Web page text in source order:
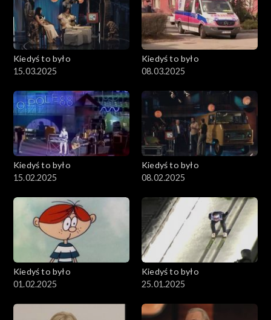
Kiedyś to było
15.03.2025
Kiedyś to było
08.03.2025
Kiedyś to było
15.02.2025
Kiedyś to było
08.02.2025
Kiedyś to było
01.02.2025
Kiedyś to było
25.01.2025